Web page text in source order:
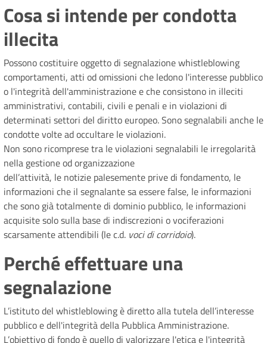
Cosa si intende per condotta
illecita
Possono costituire oggetto di segnalazione whistleblowing
comportamenti, atti od omissioni che ledono l'interesse pubblico
o l'integrità dell'amministrazione e che consistono in illeciti
amministrativi, contabili, civili e penali e in violazioni di
determinati settori del diritto europeo. Sono segnalabili anche le
condotte volte ad occultare le violazioni.
Non sono ricomprese tra le violazioni segnalabili le irregolarità
nella gestione od organizzazione
dell’attività, le notizie palesemente prive di fondamento, le
informazioni che il segnalante sa essere false, le informazioni
che sono già totalmente di dominio pubblico, le informazioni
acquisite solo sulla base di indiscrezioni o vociferazioni
scarsamente attendibili (le c.d. voci di corridoio).
Perché effettuare una
segnalazione
L’istituto del whistleblowing è diretto alla tutela dell’interesse
pubblico e dell'integrità della Pubblica Amministrazione.
L’obiettivo di fondo è quello di valorizzare l'etica e l'integrità